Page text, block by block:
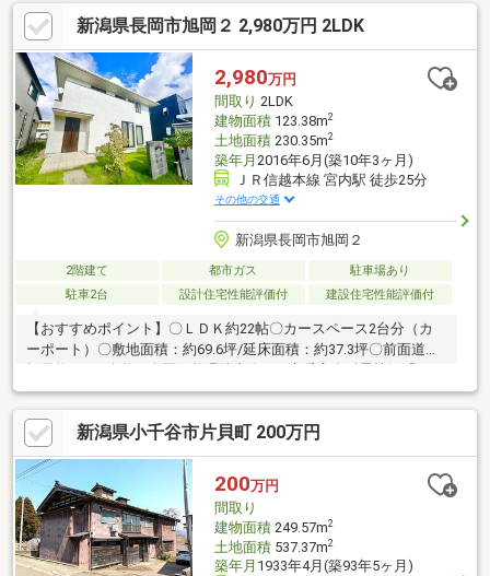
事、クリーニング、鍵交換、雨漏り点検、設備点検システムキッ
チン交換、トイレ交換、洗面化粧台交換給湯器交換、インターホ
ン設置、火災警報器設置、照明器具交換【おすすめポイント】・
本物件は条件により住宅ローン減税が適用されます。・雨漏り、
構造上主要な部分の欠陥や・腐食、給排水管の故障や漏水につい
てお引渡しより２年間
新潟県長岡市旭岡２ 2,980万円 2LDK
2,980万円
間取り 2LDK
建物面積123.38m2
土地面積230.35m2
築年月 2016年6月(築10年3ヶ月)
ＪＲ信越本線 宮内駅 徒歩25分
その他の交通
新潟県長岡市旭岡２
2階建て 都市ガス
駐車場あり
駐車2台
設計住宅性能評価付 建設住宅性能評価付
【おすすめポイント】〇ＬＤＫ約22帖〇カースペース2台分（カ
ーポート）〇敷地面積：約69.6坪/延床面積：約37.3坪〇前面道路
幅員約6Ｍ（公道）〇区画整理地内〇LDK床暖房〇耐震等級「3」
の建物〇24時間計画換気設備〇浴室暖房・乾燥・換気設備〇温水
洗浄便座（トイレ2箇所)/手洗いカウンター(1階)〇3口IHコンロの
システムキッチン〇食器洗い機〇エントランスクローク〇ファミ
リークローゼット〇モニター付きインターホン〇2階居室 間取り
変更可能〇建築時の資料有り〇建築確認完了検査済証有り
新潟県小千谷市片貝町 200万円
200万円
間取り
建物面積249.57m2
土地面積537.37m2
築年月 1933年4月(築93年5ヶ月)